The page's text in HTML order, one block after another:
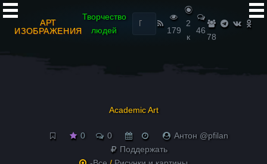
АРТ
ИЗОБРАЖЕНИЯ
Творчество
людей
Найти:
179
2
к
46
78
Academic Art
0 0
Антон @pfilan
Поддержать